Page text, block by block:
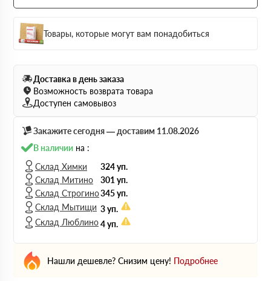
Товары, которые могут вам понадобиться
Доставка в день заказа
Возможность возврата товара
Доступен самовывоз
Закажите сегодня — доставим 11.08.2026
В наличии на :
Склад Химки
324 уп.
Склад Митино
301 уп.
Склад Строгино345 уп.
Склад Мытищи 3 уп.
Склад Люблино4 уп.
Нашли дешевле? Снизим цену! Подробнее